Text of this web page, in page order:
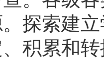
探索建
积累和